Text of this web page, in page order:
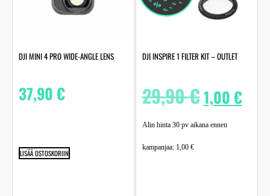
DJI MINI 4 PRO WIDE-ANGLE LENS
37,90€
LISÄÄ OSTOSKORIIN
DJI INSPIRE 1 FILTER KIT – OUTLET
29,90€1,00€
Alin hinta 30 pv aikana ennen
kampanjaa: 1,00 €